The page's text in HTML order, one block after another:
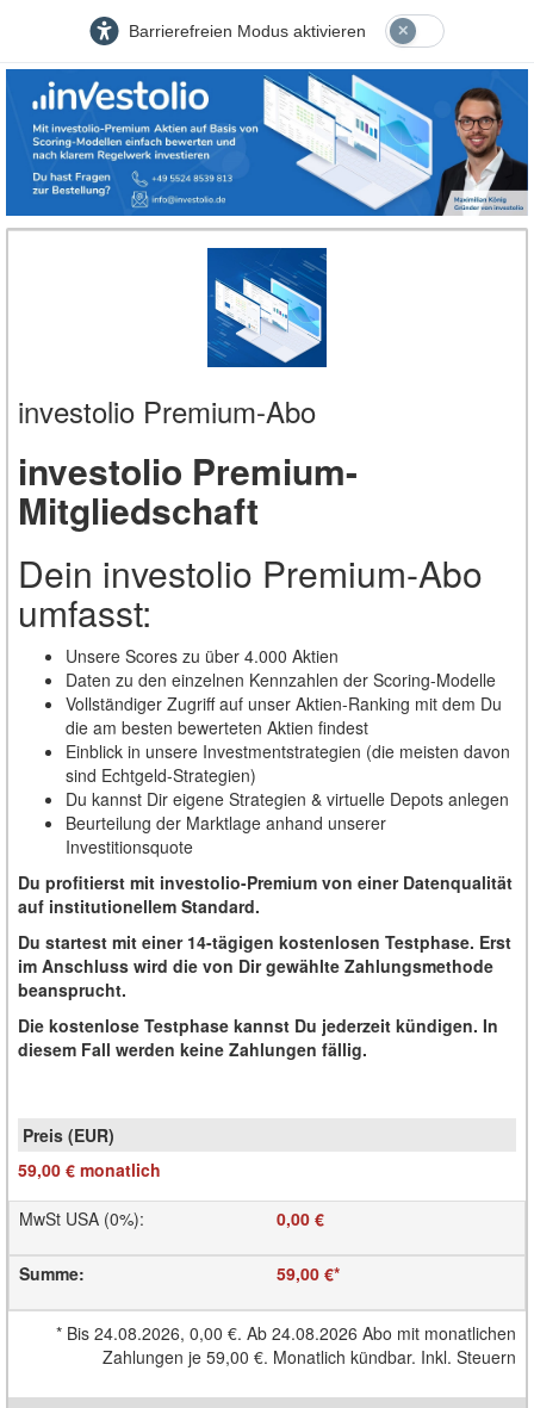
Barrierefreien Modus aktivieren
investolio Premium-Abo
investolio Premium-
Mitgliedschaft
Dein investolio Premium-Abo
umfasst:
Unsere Scores zu über 4.000 Aktien
Daten zu den einzelnen Kennzahlen der Scoring-Modelle
Vollständiger Zugriff auf unser Aktien-Ranking mit dem Du
die am besten bewerteten Aktien findest
Einblick in unsere Investmentstrategien (die meisten davon
sind Echtgeld-Strategien)
Du kannst Dir eigene Strategien & virtuelle Depots anlegen
Beurteilung der Marktlage anhand unserer
Investitionsquote
Du profitierst mit investolio-Premium von einer Datenqualität
auf institutionellem Standard.
Du startest mit einer 14-tägigen kostenlosen Testphase. Erst
im Anschluss wird die von Dir gewählte Zahlungsmethode
beansprucht.
Die kostenlose Testphase kannst Du jederzeit kündigen. In
diesem Fall werden keine Zahlungen fällig.
59,00 € monatlich
MwSt USA (0%): 0,00 €
Summe: 59,00 €*
* Bis 24.08.2026, 0,00 €. Ab 24.08.2026 Abo mit monatlichen
Zahlungen je 59,00 €. Monatlich kündbar. Inkl. Steuern